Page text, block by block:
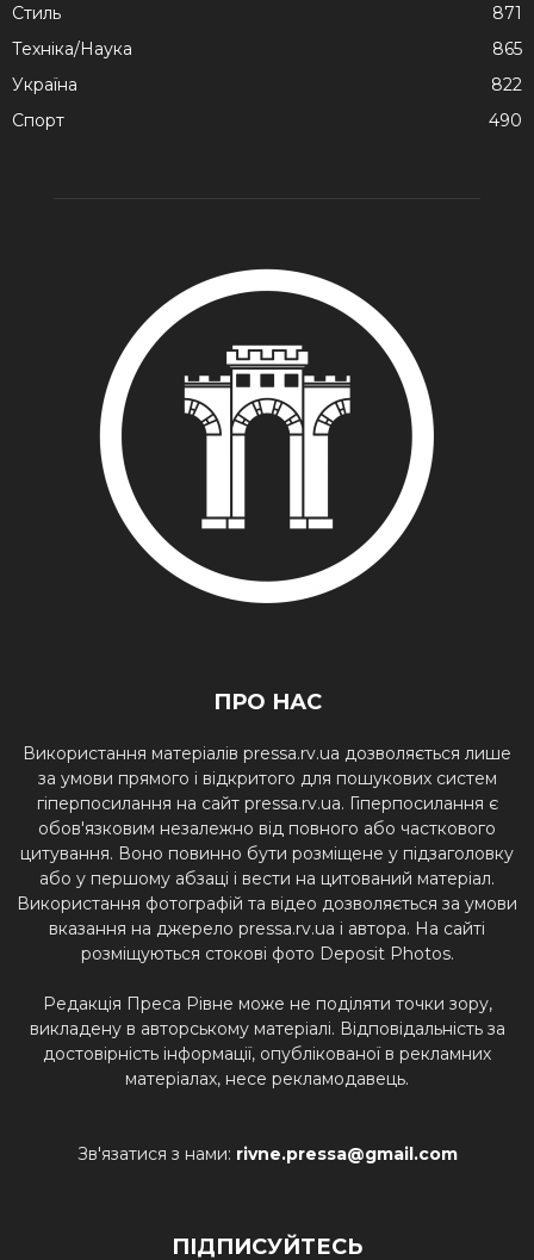
Стиль
871
Техніка/Наука
865
Україна
822
Спорт
490
ПРО НАС
Використання матеріалів pressa.rv.ua дозволяється лише
за умови прямого і відкритого для пошукових систем
гіперпосилання на сайт pressa.rv.ua. Гіперпосилання є
обов'язковим незалежно від повного або часткового
цитування. Воно повинно бути розміщене у підзаголовку
або у першому абзаці і вести на цитований матеріал.
Використання фотографій та відео дозволяється за умови
вказання на джерело pressa.rv.ua і автора. На сайті
розміщуються стокові фото Deposit Photos.
Редакція Преса Рівне може не поділяти точки зору,
викладену в авторському матеріалі. Відповідальність за
достовірність інформації, опублікованої в рекламних
матеріалах, несе рекламодавець.
Зв'язатися з нами: rivne.pressa@gmail.com
ПІДПИСУЙТЕСЬ